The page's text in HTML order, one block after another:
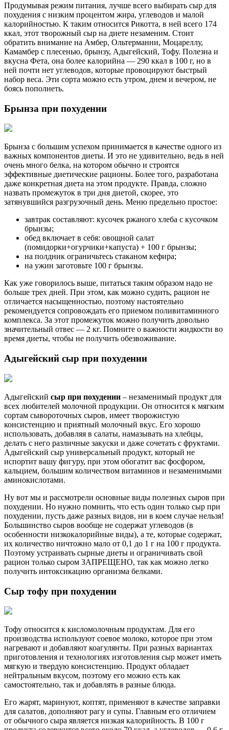
Продумывая режим питания, лучше всего выбирать сыр для
похудения с низким процентом жира, углеводов и малой
калорийностью. К таким относится Рикотта, в ней всего 174
ккал, этот творожный сыр на диете незаменим. Стоит
обратить внимание на Амбер, Ольтерманни, Моцареллу,
Камамбер с плесенью, брынзу, Адыгейский, Тофу. Полезна и
вкусна Фета, она более калорийна — 290 ккал в 100 г, но в
ней почти нет углеводов, которые провоцируют быстрый
набор веса. Эти сорта можно есть утром, днем и вечером, не
боясь пополнеть.
Брынза при похудении
Брынза с большим успехом принимается в качестве одного из
важных компонентов диеты. И это не удивительно, ведь в ней
очень много белка, на котором обычно и строятся
эффективные диетические рационы. Более того, разработана
даже конкретная диета на этом продукте. Правда, сложно
назвать промежуток в три дня диетой, скорее, это
затянувшийся разгрузочный день. Меню предельно простое:
завтрак составляют: кусочек ржаного хлеба с кусочком
брынзы;
обед включает в себя: овощной салат
(помидорки+огурчики+капуста) + 100 г брынзы;
на полдник ограничьтесь стаканом кефира;
на ужин заготовьте 100 г брынзы.
Как уже говорилось выше, питаться таким образом надо не
больше трех дней. При этом, как можно судить, рацион не
отличается насыщенностью, поэтому настоятельно
рекомендуется сопровождать его приемом поливитаминного
комплекса. За этот промежуток можно получить довольно
значительный отвес — 2 кг. Помните о важности жидкости во
время диеты, чтобы не получить обезвоживание.
Адыгейский сыр при похудении
Адыгейский сыр при похудении – незаменимый продукт для
всех любителей молочной продукции. Он относится к мягким
сортам сывороточных сыров, имеет творожистую
консистенцию и приятный молочный вкус. Его хорошо
использовать, добавляя в салаты, намазывать на хлебцы,
делать с него различные закуски и даже сочетать с фруктами.
Адыгейский сыр универсальный продукт, который не
испортит вашу фигуру, при этом обогатит вас фосфором,
кальцием, большим количеством витаминов и незаменимыми
аминокислотами.
Ну вот мы и рассмотрели основные виды полезных сыров при
похудении. Но нужно помнить, что есть один только сыр при
похудении, пусть даже разных видов, ни в коем случае нельзя!
Большинство сыров вообще не содержат углеводов (в
особенности низкокалорийные виды), а те, которые содержат,
их количество ничтожно мало от 0,1 до 1 г на 100 г продукта.
Поэтому устраивать сырные диеты и ограничивать свой
рацион только сыром ЗАПРЕЩЕНО, так как можно легко
получить интоксикацию организма белками.
Сыр тофу при похудении
Тофу относится к кисломолочным продуктам. Для его
производства используют соевое молоко, которое при этом
нагревают и добавляют коагулянты. При разных вариантах
приготовления и технологиях изготовления сыр может иметь
мягкую и твердую консистенцию. Продукт обладает
нейтральным вкусом, поэтому его можно есть как
самостоятельно, так и добавлять в разные блюда.
Его жарят, маринуют, коптят, применяют в качестве заправки
для салатов, дополняют рагу и супы. Главным его отличием
от обычного сыра является низкая калорийность. В 100 г